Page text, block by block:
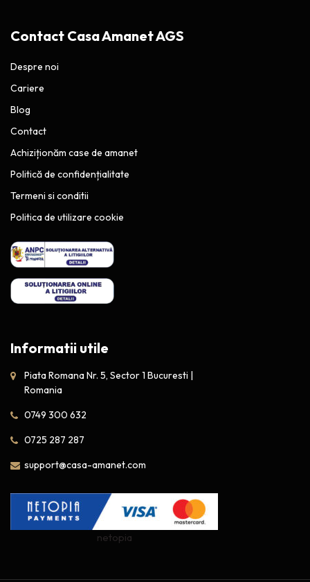
Contact Casa Amanet AGS
Despre noi
Cariere
Blog
Contact
Achiziționăm case de amanet
Politică de confidențialitate
Termeni si conditii
Politica de utilizare cookie
Informatii utile
Piata Romana Nr. 5, Sector 1 Bucuresti |
Romania
0749 300 632
0725 287 287
support@casa-amanet.com
netopia